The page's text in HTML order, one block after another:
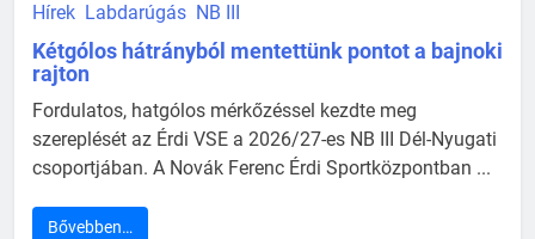
Hírek Labdarúgás NB III
Kétgólos hátrányból mentettünk pontot a bajnoki
rajton
Fordulatos, hatgólos mérkőzéssel kezdte meg
szereplését az Érdi VSE a 2026/27-es NB III Dél-Nyugati
csoportjában. A Novák Ferenc Érdi Sportközpontban ...
Bővebben…